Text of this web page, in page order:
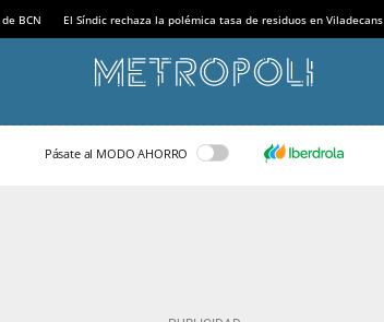
BCN El Síndic rechaza la polémica tasa de residuos en Viladecans
Pásate al MODO AHORRO